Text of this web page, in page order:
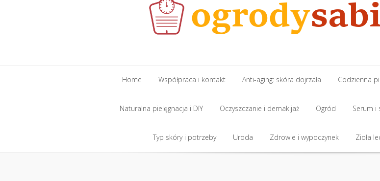
Home
Home
Współpraca i kontakt
Współpraca i kontakt
Anti-aging: skóra dojrzała
Anti-aging: skóra dojrzała
Codzienna
Codzienna
Naturalna pielęgnacja i DIY
Naturalna pielęgnacja i DIY
Oczyszczanie i demakijaż
Oczyszczanie i demakijaż
Ogród
Ogród
Serum i
Serum
Typ skóry i potrzeby Uroda Zdrowie i wypoczynek Zioła